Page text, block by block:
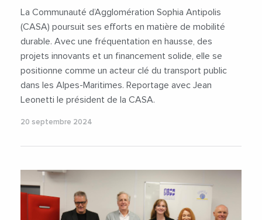
La Communauté d’Agglomération Sophia Antipolis
(CASA) poursuit ses efforts en matière de mobilité
durable. Avec une fréquentation en hausse, des
projets innovants et un financement solide, elle se
positionne comme un acteur clé du transport public
dans les Alpes-Maritimes. Reportage avec Jean
Leonetti le président de la CASA.
20 septembre 2024